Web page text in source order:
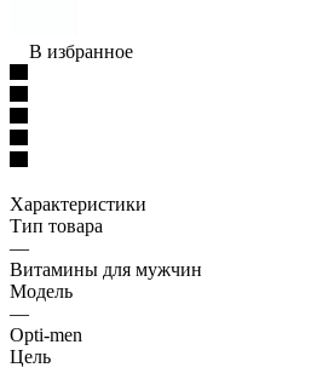
В избранное
Характеристики
Тип товара
—
Витамины для мужчин
Модель
—
Opti-men
Цель